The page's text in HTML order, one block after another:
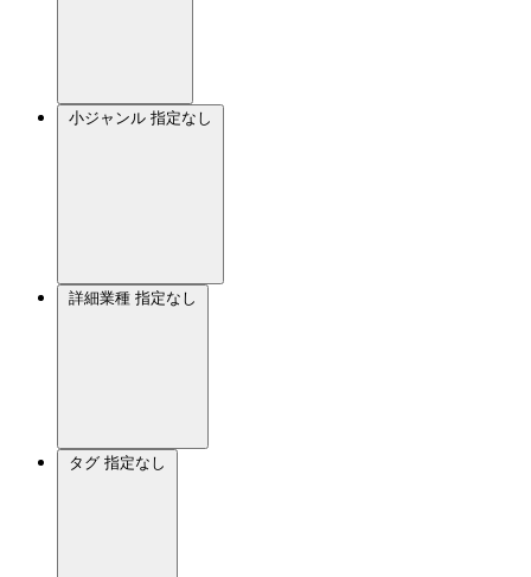
小ジャンル 指定なし
詳細業種 指定なし
タグ 指定なし